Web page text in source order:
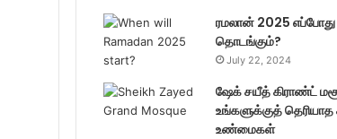
ரமலான் 2025 எப்போது
தொடங்கும்?
July 22, 2024
ஷேக் சயீத் கிராண்ட்
உங்களுக்குத் தெரியாத
உண்மைகள்